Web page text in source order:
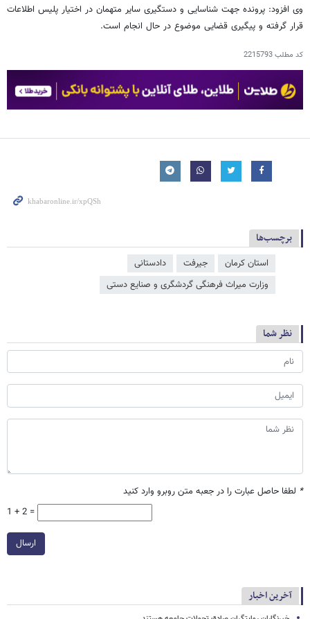
وی افزود: پرونده جهت شناسایی و دستگیری سایر متهمان در اختیار پلیس اطلاعات
قرار گرفته و پیگیری قضایی موضوع در حال انجام است.
کد مطلب2215793
برچسب‌ها
استان کرمان جیرفت
دادستانی
وزارت میراث‌ فرهنگی گردشگری و صنایع دستی
نظر شما
* لطفا حاصل عبارت را در جعبه متن روبرو وارد کنید
1 + 2 =
ارسال
آخرین اخبار